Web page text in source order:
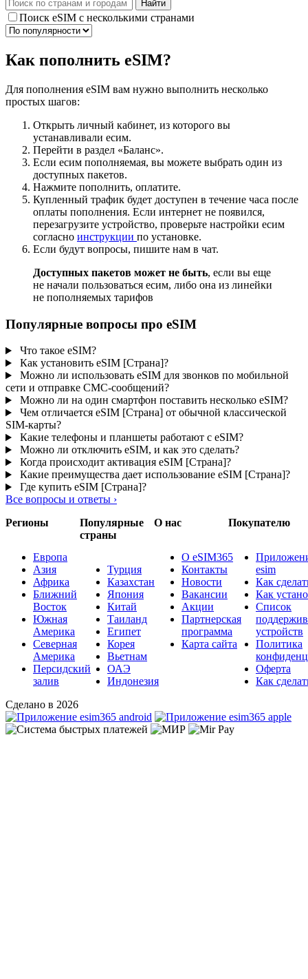
Поиск eSIM с несколькими странами
Как пополнить eSIM?
Для пополнения eSIM вам нужно выполнить несколько
простых шагов:
Открыть личный кабинет, из которого вы
устанавливали есим.
Перейти в раздел «Баланс».
Если есим пополняемая, вы можете выбрать один из
доступных пакетов.
Нажмите пополнить, оплатите.
Купленный трафик будет доступен в течение часа после
оплаты пополнения. Если интернет не появился,
перезагрузите устройство, проверьте настройки есим
согласно инструкции по установке.
Если будут вопросы, пишите нам в чат.
Доступных пакетов может не быть, если вы еще
не начали пользоваться есим, либо она из линейки
не пополняемых тарифов
Популярные вопросы про eSIM
Что такое eSIM?
Как установить eSIM [Страна]?
Можно ли использовать eSIM для звонков по мобильной
сети и отправке СМС-сообщений?
Можно ли на один смартфон поставить несколько eSIM?
Чем отличается eSIM [Страна] от обычной классической
SIM-карты?
Какие телефоны и планшеты работают с eSIM?
Можно ли отключить eSIM, и как это сделать?
Когда происходит активация eSIM [Страна]?
Какие преимущества дает использование eSIM [Страна]?
Где купить eSIM [Страна]?
Все вопросы и ответы ›
Регионы
Европа
Азия
Африка
Ближний
Восток
Южная
Америка
Северная
Америка
Персидский
залив
Популярные
страны
Турция
Казахстан
Япония
Китай
Таиланд
Египет
Корея
Вьетнам
ОАЭ
Индонезия
О нас
О eSIM365
Контакты
Новости
Вакансии
Акции
Партнерская
программа
Карта сайта
Покупателю
esim
Как
Как
Список
устройств
Политика
Оферта
Как
Сделано в 2026